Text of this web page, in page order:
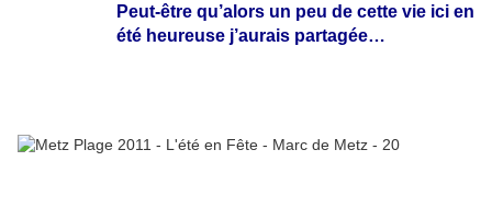
Peut-être qu’alors un peu de cette vie ici en
été heureuse j’aurais partagée…